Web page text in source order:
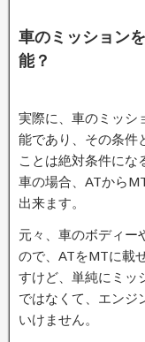
車のミッション
能？
実際に、車のミッシ
能であり、その条件
ことは絶対条件にな
車の場合、ATから
出来ます。
元々、車のボディー
ので、ATをMTに載
すけど、単純にミッ
ではなくて、エンジ
いけません。